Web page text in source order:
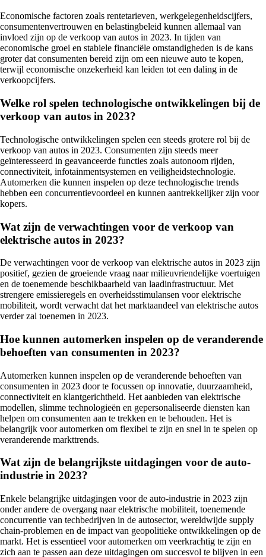
Economische factoren zoals rentetarieven, werkgelegenheidscijfers,
consumentenvertrouwen en belastingbeleid kunnen allemaal van
invloed zijn op de verkoop van autos in 2023. In tijden van
economische groei en stabiele financiële omstandigheden is de kans
groter dat consumenten bereid zijn om een nieuwe auto te kopen,
terwijl economische onzekerheid kan leiden tot een daling in de
verkoopcijfers.
Welke rol spelen technologische ontwikkelingen bij de
verkoop van autos in 2023?
Technologische ontwikkelingen spelen een steeds grotere rol bij de
verkoop van autos in 2023. Consumenten zijn steeds meer
geïnteresseerd in geavanceerde functies zoals autonoom rijden,
connectiviteit, infotainmentsystemen en veiligheidstechnologie.
Automerken die kunnen inspelen op deze technologische trends
hebben een concurrentievoordeel en kunnen aantrekkelijker zijn voor
kopers.
Wat zijn de verwachtingen voor de verkoop van
elektrische autos in 2023?
De verwachtingen voor de verkoop van elektrische autos in 2023 zijn
positief, gezien de groeiende vraag naar milieuvriendelijke voertuigen
en de toenemende beschikbaarheid van laadinfrastructuur. Met
strengere emissieregels en overheidsstimulansen voor elektrische
mobiliteit, wordt verwacht dat het marktaandeel van elektrische autos
verder zal toenemen in 2023.
Hoe kunnen automerken inspelen op de veranderende
behoeften van consumenten in 2023?
Automerken kunnen inspelen op de veranderende behoeften van
consumenten in 2023 door te focussen op innovatie, duurzaamheid,
connectiviteit en klantgerichtheid. Het aanbieden van elektrische
modellen, slimme technologieën en gepersonaliseerde diensten kan
helpen om consumenten aan te trekken en te behouden. Het is
belangrijk voor automerken om flexibel te zijn en snel in te spelen op
veranderende markttrends.
Wat zijn de belangrijkste uitdagingen voor de auto-
industrie in 2023?
Enkele belangrijke uitdagingen voor de auto-industrie in 2023 zijn
onder andere de overgang naar elektrische mobiliteit, toenemende
concurrentie van techbedrijven in de autosector, wereldwijde supply
chain-problemen en de impact van geopolitieke ontwikkelingen op de
markt. Het is essentieel voor automerken om veerkrachtig te zijn en
zich aan te passen aan deze uitdagingen om succesvol te blijven in een